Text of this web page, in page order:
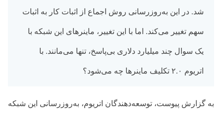
شد. در این به‌روزرسانی روش اجماع از اثبات کار به اثبات
سهم تغییر می‌کند. اما با این تغییر، ماینرهای این شبکه با
یک سوال چند میلیارد دلاری بی‌پاسخ، تنها می‌مانند. با
اتریوم ۲.۰ تکلیف ماینرها چه می‌شود؟
به گزارش پیوست، توسعه‌دهندگان اتریوم، به‌روزرسانی این شبکه